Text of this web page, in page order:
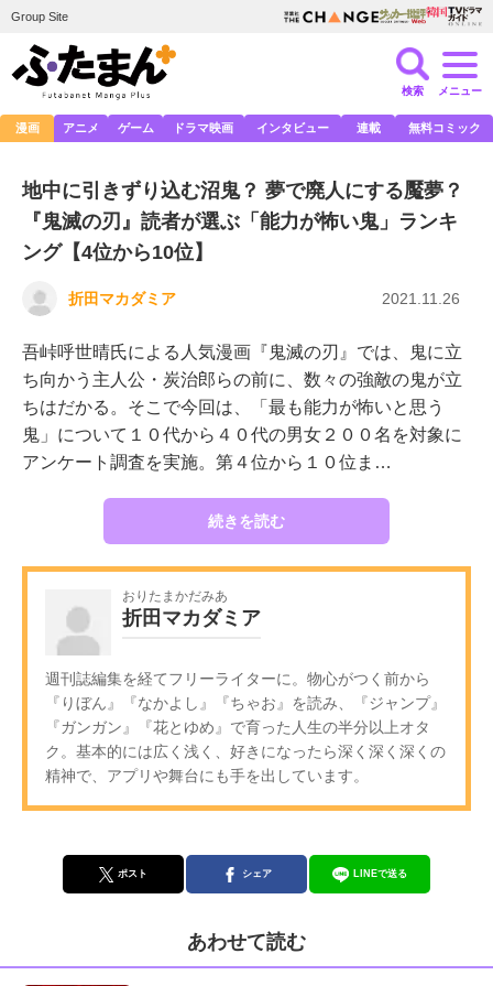
Group Site
検索 メニュー
漫画 アニメ ゲーム ドラマ映画 インタビュー 連載 無料コミック
地中に引きずり込む沼鬼？ 夢で廃人にする魘夢？
『鬼滅の刃』読者が選ぶ「能力が怖い鬼」ランキ
ング【4位から10位】
折田マカダミア 2021.11.26
吾峠呼世晴氏による人気漫画『鬼滅の刃』では、鬼に立
ち向かう主人公・炭治郎らの前に、数々の強敵の鬼が立
ちはだかる。そこで今回は、「最も能力が怖いと思う
鬼」について１０代から４０代の男女２００名を対象に
アンケート調査を実施。第４位から１０位ま…
続きを読む
おりたまかだみあ
折田マカダミア
週刊誌編集を経てフリーライターに。物心がつく前から
『りぼん』『なかよし』『ちゃお』を読み、『ジャンプ』
『ガンガン』『花とゆめ』で育った人生の半分以上オタ
ク。基本的には広く浅く、好きになったら深く深く深くの
精神で、アプリや舞台にも手を出しています。
ポスト シェア LINEで送る
あわせて読む